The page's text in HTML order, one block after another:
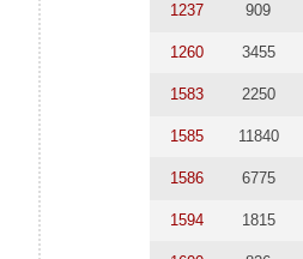
1237 909
1260 3455
1583 2250
1585 11840
1586 6775
1594 1815